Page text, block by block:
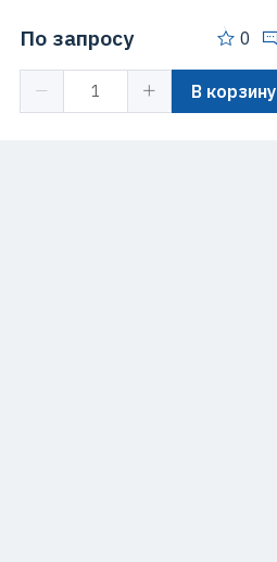
По запросу 0
В корзину